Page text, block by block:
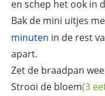
en schep het ook in
Bak de mini uitjes
minuten in de rest
apart.
Zet de braadpan
Strooi de bloem(3